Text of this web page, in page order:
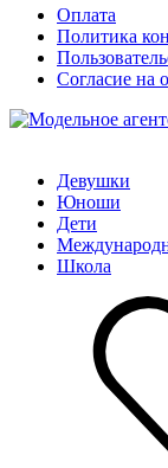
Оплата
Политика
Согласие на
Девушки
Юноши
Дети
Школа